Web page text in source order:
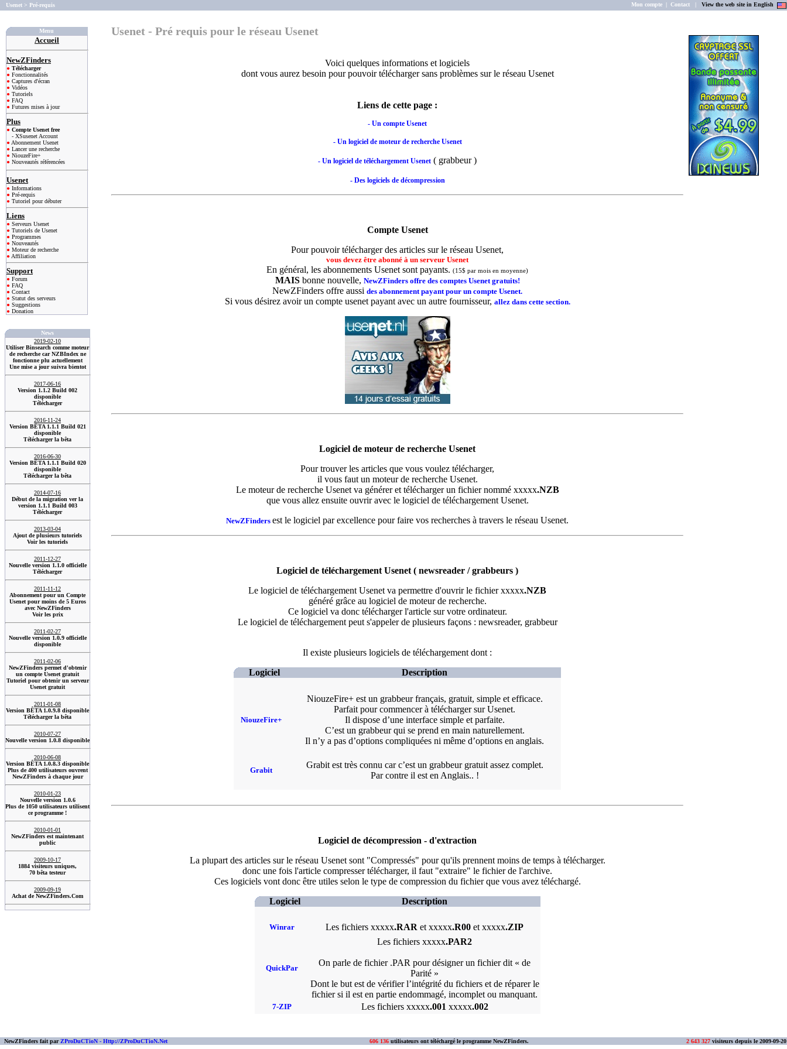
Usenet > Pré-requis Mon compte | Contact | View the web site in English
Menu
Accueil
NewZFinders
● Télécharger
● Fonctionnalités
● Captures d'écran
● Vidéos
● Tutoriels
● FAQ
● Futures mises à jour
Plus
● Compte Usenet free
- XSusenet Account
● Abonnement Usenet
● Lancer une recherche
● NiouzeFire+
● Nouveautés référencées
Usenet
● Informations
● Pré-requis
● Tutoriel pour débuter
Liens
● Serveurs Usenet
● Tutoriels de Usenet
● Programmes
● Nouveautés
● Moteur de recherche
● Affiliation
Support
● Forum
● FAQ
● Contact
● Statut des serveurs
● Suggestions
● Donation
News
2019-02-10
Utiliser Binsearch comme moteur
de recherche car NZBIndex ne
fonctionne plu actuellement
Une mise a jour suivra bientot
2017-06-16
Version 1.1.2 Build 002
disponible
Télécharger
2016-11-24
Version BÊTA 1.1.1 Build 021
disponible
Télécharger la bêta
2016-06-30
Version BÊTA 1.1.1 Build 020
disponible
Télécharger la bêta
2014-07-16
Début de la migration ver la
version 1.1.1 Build 003
Télécharger
2013-03-04
Ajout de plusieurs tutoriels
Voir les tutoriels
2011-12-27
Nouvelle version 1.1.0 officielle
Télécharger
2011-11-12
Abonnement pour un Compte
Usenet pour moins de 5 Euros
avec NewZFinders
Voir les prix
2011-02-27
Nouvelle version 1.0.9 officielle
disponible
2011-02-06
NewZFinders permet d'obtenir
un compte Usenet gratuit
Tutoriel pour obtenir un serveur
Usenet gratuit
2011-01-08
Version BÊTA 1.0.9.8 disponible
Télécharger la bêta
2010-07-27
Nouvelle version 1.0.8 disponible
2010-06-08
Version BÊTA 1.0.8.3 disponible
Plus de 400 utilisateurs ouvrent
NewZFinders à chaque jour
2010-01-23
Nouvelle version 1.0.6
Plus de 1050 utilisateurs utilisent
ce programme !
2010-01-01
NewZFinders est maintenant
public
2009-10-17
1884 visiteurs uniques,
70 bêta testeur
2009-09-19
Achat de NewZFinders.Com
Usenet - Pré requis pour le réseau Usenet
Voici quelques informations et logiciels
dont vous aurez besoin pour pouvoir télécharger sans problèmes sur le réseau Usenet
Liens de cette page :
- Un compte Usenet
- Un logiciel de moteur de recherche Usenet
- Un logiciel de téléchargement Usenet ( grabbeur )
- Des logiciels de décompression
Compte Usenet
Pour pouvoir télécharger des articles sur le réseau Usenet,
vous devez être abonné à un serveur Usenet
En général, les abonnements Usenet sont payants. (15$ par mois en moyenne)
MAISbonne nouvelle, NewZFinders offre des comptes Usenet gratuits!
NewZFinders offre aussi des abonnement payant pour un compte Usenet.
Si vous désirez avoir un compte usenet payant avec un autre fournisseur, allez dans cette section.
Logiciel de moteur de recherche Usenet
Pour trouver les articles que vous voulez télécharger,
il vous faut un moteur de recherche Usenet.
Le moteur de recherche Usenet va générer et télécharger un fichier nommé xxxxx.NZB
que vous allez ensuite ouvrir avec le logiciel de téléchargement Usenet.
NewZFinders est le logiciel par excellence pour faire vos recherches à travers le réseau Usenet.
Logiciel de téléchargement Usenet ( newsreader / grabbeurs )
Le logiciel de téléchargement Usenet va permettre d'ouvrir le fichier xxxxx.NZB
généré grâce au logiciel de moteur de recherche.
Ce logiciel va donc télécharger l'article sur votre ordinateur.
Le logiciel de téléchargement peut s'appeler de plusieurs façons : newsreader, grabbeur
Il existe plusieurs logiciels de téléchargement dont :
Logiciel
Description
NiouzeFire+
NiouzeFire+ est un grabbeur français, gratuit, simple et efficace.
Parfait pour commencer à télécharger sur Usenet.
Il dispose d’une interface simple et parfaite.
C’est un grabbeur qui se prend en main naturellement.
Il n’y a pas d’options compliquées ni même d’options en anglais.
Grabit
Grabit est très connu car c’est un grabbeur gratuit assez complet.
Par contre il est en Anglais.. !
Logiciel de décompression - d'extraction
La plupart des articles sur le réseau Usenet sont "Compressés" pour qu'ils prennent moins de temps à télécharger.
donc une fois l'article compresser télécharger, il faut "extraire" le fichier de l'archive.
Ces logiciels vont donc être utiles selon le type de compression du fichier que vous avez téléchargé.
Logiciel
Description
Winrar Les fichiers xxxxx.RAR et xxxxx.R00 et xxxxx.ZIP
QuickPar
Les fichiers xxxxx.PAR2
On parle de fichier .PAR pour désigner un fichier dit « de
Parité »
Dont le but est de vérifier l’intégrité du fichiers et de réparer le
fichier si il est en partie endommagé, incomplet ou manquant.
7-ZIP Les fichiers xxxxx.001 xxxxx.002
NewZFinders fait parZProDuCTioN - Http://ZProDuCTioN.Net 606 136utilisateurs ont téléchargé le programme NewZFinders. 2 643 327 visiteurs depuis le 2009-09-20